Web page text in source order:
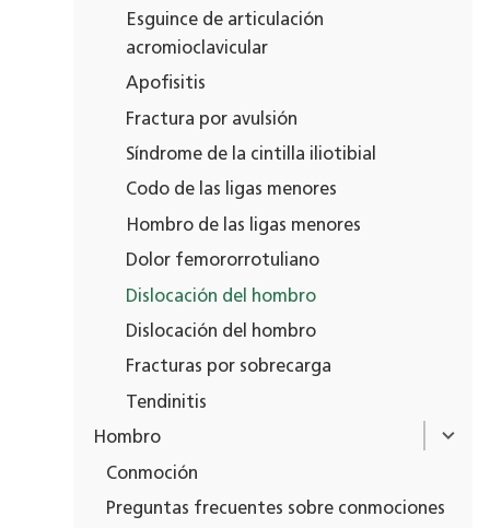
Esguince de articulación
acromioclavicular
Apofisitis
Fractura por avulsión
Síndrome de la cintilla iliotibial
Codo de las ligas menores
Hombro de las ligas menores
Dolor femororrotuliano
Dislocación del hombro
Dislocación del hombro
Fracturas por sobrecarga
Tendinitis
Hombro
Conmoción
Preguntas frecuentes sobre conmociones